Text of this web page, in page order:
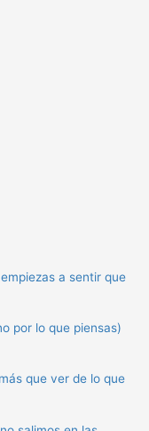
a sentir que
por lo que piensas)
que ver de lo que